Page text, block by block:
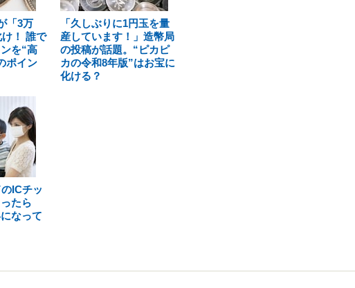
「3万
！ 誰で
を“高
ポイン
「久しぶりに1円玉を量
産しています！」造幣局
の投稿が話題。“ピカピ
カの令和8年版”はお宝に
化ける？
ICチッ
たら
なって